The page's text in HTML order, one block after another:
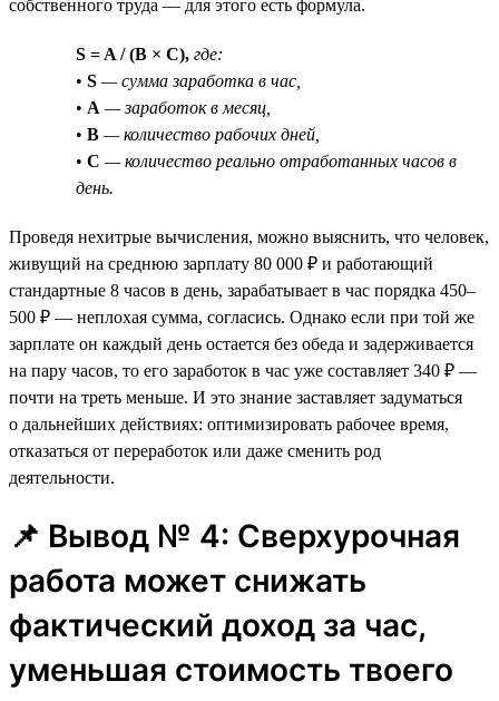
собственного труда — для этого есть формула.
S = A / (B × C), где:
• S — сумма заработка в час,
• A — заработок в месяц,
• B — количество рабочих дней,
• C — количество реально отработанных часов в
день.
Проведя нехитрые вычисления, можно выяснить, что человек,
живущий на среднюю зарплату 80 000 ₽ и работающий
стандартные 8 часов в день, зарабатывает в час порядка 450–
500 ₽ — неплохая сумма, согласись. Однако если при той же
зарплате он каждый день остается без обеда и задерживается
на пару часов, то его заработок в час уже составляет 340 ₽ —
почти на треть меньше. И это знание заставляет задуматься
о дальнейших действиях: оптимизировать рабочее время,
отказаться от переработок или даже сменить род
деятельности.
📌 Вывод № 4: Сверхурочная
работа может снижать
фактический доход за час,
уменьшая стоимость твоего